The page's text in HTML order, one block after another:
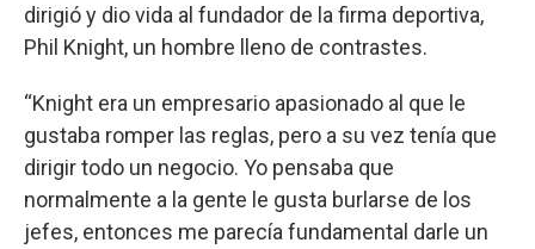
dirigió y dio vida al fundador de la firma deportiva,
Phil Knight, un hombre lleno de contrastes.
“Knight era un empresario apasionado al que le
gustaba romper las reglas, pero a su vez tenía que
dirigir todo un negocio. Yo pensaba que
normalmente a la gente le gusta burlarse de los
jefes, entonces me parecía fundamental darle un